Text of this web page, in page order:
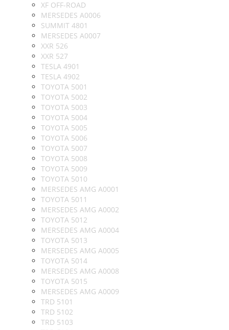
XF OFF-ROAD
MERSEDES A0006
SUMMIT 4801
MERSEDES A0007
XXR 526
XXR 527
TESLA 4901
TESLA 4902
TOYOTA 5001
TOYOTA 5002
TOYOTA 5003
TOYOTA 5004
TOYOTA 5005
TOYOTA 5006
TOYOTA 5007
TOYOTA 5008
TOYOTA 5009
TOYOTA 5010
MERSEDES AMG A0001
TOYOTA 5011
MERSEDES AMG A0002
TOYOTA 5012
MERSEDES AMG A0004
TOYOTA 5013
MERSEDES AMG A0005
TOYOTA 5014
MERSEDES AMG A0008
TOYOTA 5015
MERSEDES AMG A0009
TRD 5101
TRD 5102
TRD 5103